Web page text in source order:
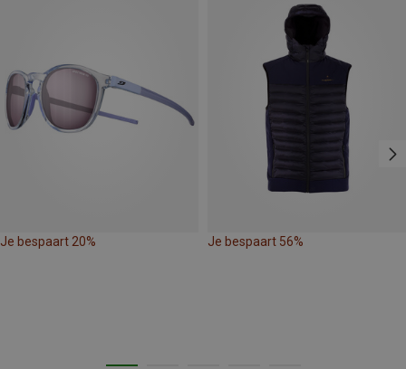
Je bespaart 20% Je bespaart 56%